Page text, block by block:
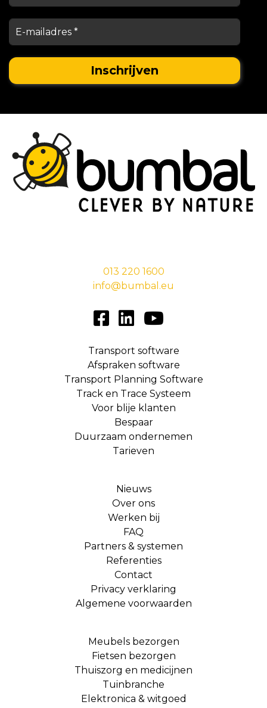
013 220 1600
info@bumbal.eu
Transport software
Afspraken software
Transport Planning Software
Track en Trace Systeem
Voor blije klanten
Bespaar
Duurzaam ondernemen
Tarieven
Nieuws
Over ons
Werken bij
FAQ
Partners & systemen
Referenties
Contact
Privacy verklaring
Algemene voorwaarden
Meubels bezorgen
Fietsen bezorgen
Thuiszorg en medicijnen
Tuinbranche
Elektronica & witgoed